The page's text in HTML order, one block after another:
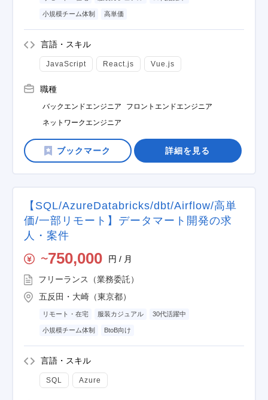
小規模チーム体制 高単価
言語・スキル
JavaScript React.js Vue.js
職種
バックエンドエンジニア
フロントエンドエンジニア
ネットワークエンジニア
詳細を見る
【SQL/AzureDatabricks/dbt/Airflow/高単
価/一部リモート】データマート開発の求
人・案件
〜750,000 円 / 月
フリーランス（業務委託）
五反田・大崎（東京都）
リモート・在宅 服装カジュアル 30代活躍中
小規模チーム体制 BtoB向け
言語・スキル
SQL Azure